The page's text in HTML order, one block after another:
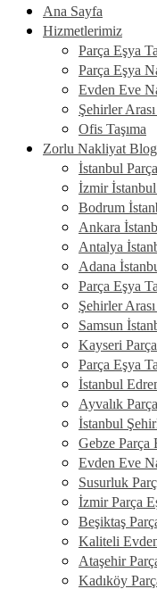
Ana Sayfa
Hizmetlerimiz
Parça Eşya
Parça Eşya
Evden Eve
Şehirler
Ofis Taşıma
Zorlu Nakliyat Blog
İstanbul
İzmir İstanbul
Bodrum
Ankara
Antalya
Adana
Parça Eşya
Şehirler
Samsun
Kayseri
Parça Eşya
İstanbul
Ayvalık
İstanbul
Gebze Parça
Evden Eve
Susurluk
İzmir Parça
Beşiktaş
Kaliteli
Ataşehir
Kadıköy